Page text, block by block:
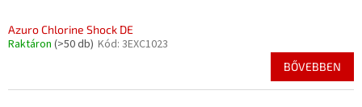
Azuro Chlorine Shock DE
Raktáron (>50 db) Kód: 3EXC1023
BŐVEBBEN